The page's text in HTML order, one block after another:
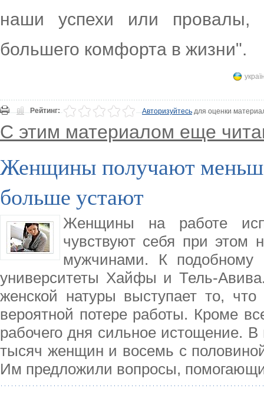
наши успехи или провалы,
большего комфорта в жизни".
Рейтинг: Авторизуйтесьдля оценки
С этим материалом еще
Женщины получают
больше устают
Женщины на работе
чувствуют себя при этом
мужчинами. К
университеты Хайфы и Тель-
женской натуры выступает то,
вероятной потере работы. Кроме
рабочего дня сильное истощение.
тысяч женщин и восемь с
Им предложили вопросы,